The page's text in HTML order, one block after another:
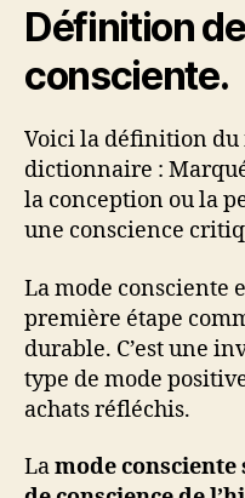
Définition
consciente.
Voici la définition du
dictionnaire :
la conception ou la
une conscience
La mode consciente
première étape
durable. C’est une
type de mode
achats réfléchis.
Lamode